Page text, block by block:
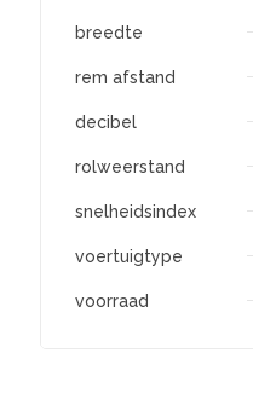
breedte
rem afstand
decibel
rolweerstand
snelheidsindex
voertuigtype
voorraad